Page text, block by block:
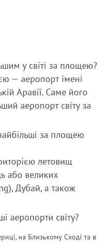
у світі за площею?
— аеропорт імені
Аравії. Саме його
аеропорт світу за
за площею
летовищ
або великих
Дубай, а також
аеропорти світу?
на Близькому Сході та в